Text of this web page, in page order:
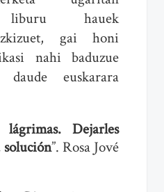
liburu hauek
gai honi
nahi baduzue
euskarara
Dejarles
”. Rosa Jové